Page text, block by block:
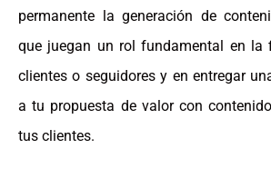
permanente la generación de
que juegan un rol fundamental en la
clientes o seguidores y en entregar
a tu propuesta de valor con
tus clientes.